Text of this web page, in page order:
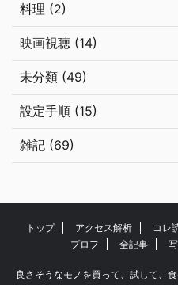
料理 (2)
映画視聴 (14)
未分類 (49)
設定手順 (15)
雑記 (69)
トップ アクセス解析 コレ
プロフ
全記事
良さそうなモノを買って、試して、